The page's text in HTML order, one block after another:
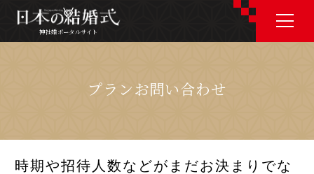
神社婚ポータルサイト
プランお問い合わせ
時期や招待人数などがまだお決まりでな